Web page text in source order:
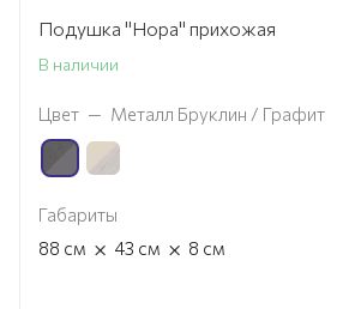
Подушка "Нора" прихожая
В наличии
Цвет — Металл Бруклин / Графит
Габариты
88 см × 43 см × 8 см